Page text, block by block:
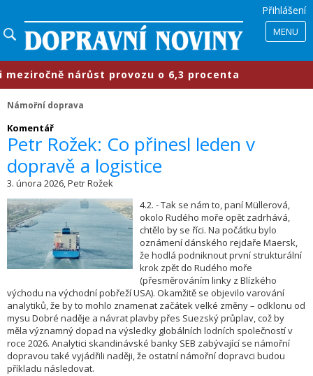
Přihlášení
MENU
nárůst provozu o 6,3 procenta
Námořní doprava
​Komentář
Petr Rožek: Co přinesl leden v
dopravě a logistice
3. února 2026, Petr Rožek
4.2. - Tak se nám to, paní Müllerová,
okolo Rudého moře opět zadrhává,
chtělo by se říci. Na počátku bylo
oznámení dánského rejdaře Maersk,
že hodlá podniknout první strukturální
krok zpět do Rudého moře
(přesměrováním linky z Blízkého
východu na východní pobřeží USA). Okamžitě se objevilo varování
analytiků, že by to mohlo znamenat začátek velké změny – odklonu od
mysu Dobré naděje a návrat plavby přes Suezský průplav, což by
měla významný dopad na výsledky globálních lodních společností v
roce 2026. Analytici skandinávské banky SEB zabývající se námořní
dopravou také vyjádřili naději, že ostatní námořní dopravci budou
příkladu následovat.